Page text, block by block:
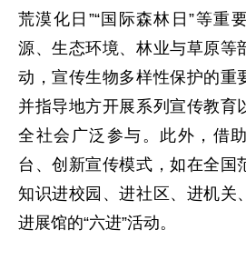
荒漠化日”“国际森林日”等重
源、生态环境、林业与草原等
动，宣传生物多样性保护的重
并指导地方开展系列宣传教育
全社会广泛参与。此外，借
台、创新宣传模式，如在全国
知识进校园、进社区、进机关
进展馆的“六进”活动。